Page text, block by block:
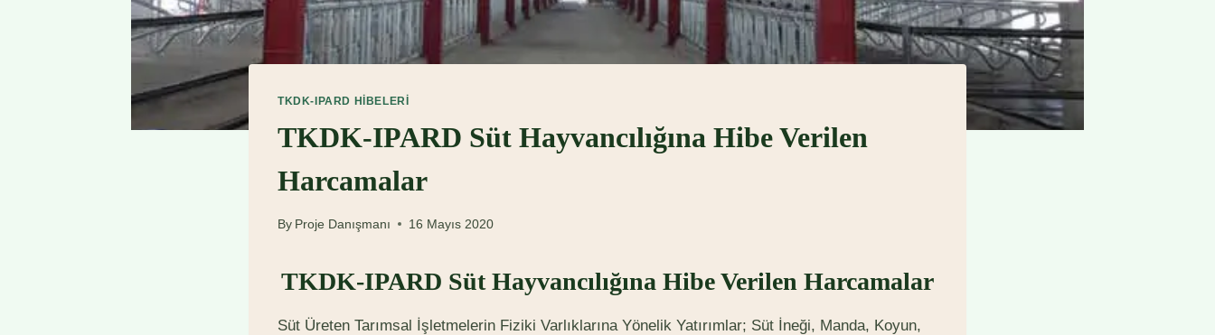
TKDK-IPARD HIBELERI
TKDK-IPARD Süt Hayvancılığına Hibe Verilen
Harcamalar
By Proje Danışmanı 16 Mayıs 2020
TKDK-IPARD Süt Hayvancılığına Hibe Verilen Harcamalar
Süt Üreten Tarımsal İşletmelerin Fiziki Varlıklarına Yönelik Yatırımlar; Süt İneği, Manda, Koyun,